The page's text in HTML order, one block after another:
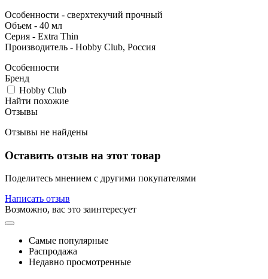
Особенности - сверхтекучий прочный
Объем - 40 мл
Серия - Extra Thin
Производитель - Hobby Club, Россия
Особенности
Бренд
Hobby Club
Найти похожие
Отзывы
Отзывы не найдены
Оставить отзыв на этот товар
Поделитесь мнением с другими покупателями
Написать отзыв
Возможно, вас это заинтересует
Самые популярные
Распродажа
Недавно просмотренные